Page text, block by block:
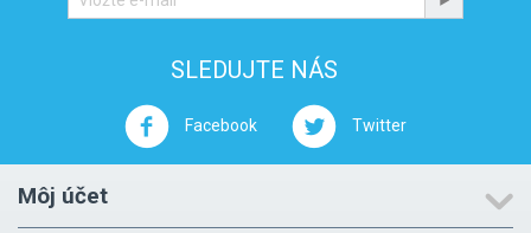
SLEDUJTE NÁS
Facebook Twitter
Môj účet